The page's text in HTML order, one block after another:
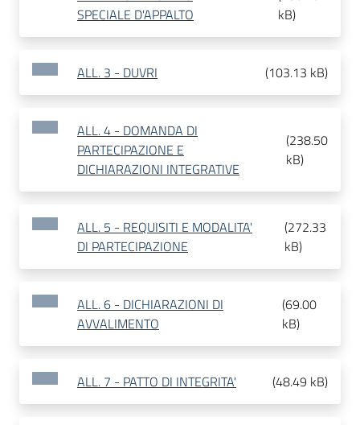
SPECIALE D'APPALTO
kB)
ALL. 3 - DUVRI (103.13 kB)
ALL. 4 - DOMANDA DI
PARTECIPAZIONE E
DICHIARAZIONI INTEGRATIVE
(238.50
kB)
ALL. 5 - REQUISITI E MODALITA'
DI PARTECIPAZIONE
(272.33
kB)
ALL. 6 - DICHIARAZIONI DI
AVVALIMENTO
(69.00
kB)
ALL. 7 - PATTO DI INTEGRITA' (48.49 kB)